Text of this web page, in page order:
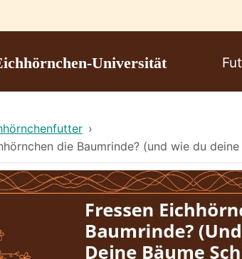
Universität
›
die Baumrinde? (und wie du